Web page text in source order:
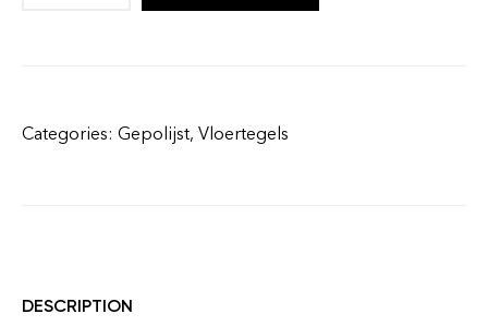
Categories: Gepolijst, Vloertegels
DESCRIPTION